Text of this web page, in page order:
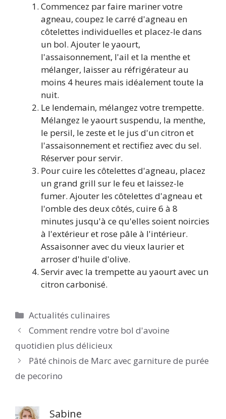
Commencez par faire mariner votre
agneau, coupez le carré d'agneau en
côtelettes individuelles et placez-le dans
un bol. Ajouter le yaourt,
l'assaisonnement, l'ail et la menthe et
mélanger, laisser au réfrigérateur au
moins 4 heures mais idéalement toute la
nuit.
Le lendemain, mélangez votre trempette.
Mélangez le yaourt suspendu, la menthe,
le persil, le zeste et le jus d'un citron et
l'assaisonnement et rectifiez avec du sel.
Réserver pour servir.
Pour cuire les côtelettes d'agneau, placez
un grand grill sur le feu et laissez-le
fumer. Ajouter les côtelettes d'agneau et
l'omble des deux côtés, cuire 6 à 8
minutes jusqu'à ce qu'elles soient noircies
à l'extérieur et rose pâle à l'intérieur.
Assaisonner avec du vieux laurier et
arroser d'huile d'olive.
Servir avec la trempette au yaourt avec un
citron carbonisé.
Catégories
Actualités culinaires
Comment rendre votre bol d'avoine
quotidien plus délicieux
Pâté chinois de Marc avec garniture de purée
de pecorino
Sabine